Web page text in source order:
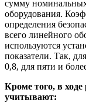
сумму
оборудования.
определения
всего линейного
используются
показатели. Так,
0,8, для пяти и
Кроме того, в
учитывают: